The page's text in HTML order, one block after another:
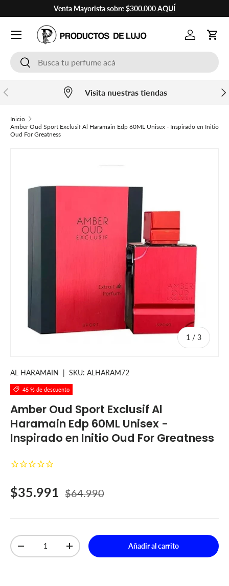
Ir al contenido
Venta Mayorista sobre $300.000AQUÍ
BuscarBuscar
Cuenta
Anterior Visita nuestras tiendas
Inicio
Amber Oud Sport Exclusif Al Haramain Edp 60ML Unisex - Inspirado en Initio
Oud For Greatness
1 / de
3
AL HARAMAIN | SKU: ALHARAM72
45 % de descuento
Amber Oud Sport Exclusif Al
Haramain Edp 60ML Unisex -
Inspirado en Initio Oud For Greatness
Precio de venta
$35.991 Precio normal
$64.990
Cant.
Disminuir cantidadAumentar la cantidadAñadir al carrito